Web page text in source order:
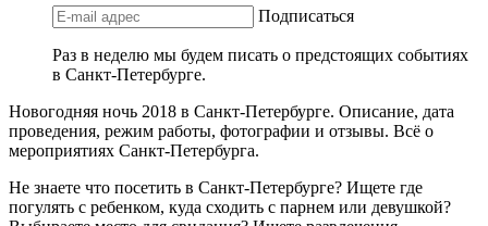
Подписаться
Раз в неделю мы будем писать о предстоящих событиях
в Санкт-Петербурге.
Новогодняя ночь 2018 в Санкт-Петербурге. Описание, дата
проведения, режим работы, фотографии и отзывы. Всё о
мероприятиях Санкт-Петербурга.
Не знаете что посетить в Санкт-Петербурге? Ищете где
погулять с ребенком, куда сходить с парнем или девушкой?